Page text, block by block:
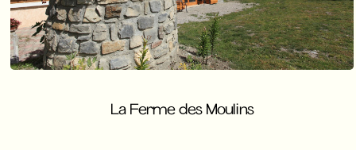
La Ferme des Moulins